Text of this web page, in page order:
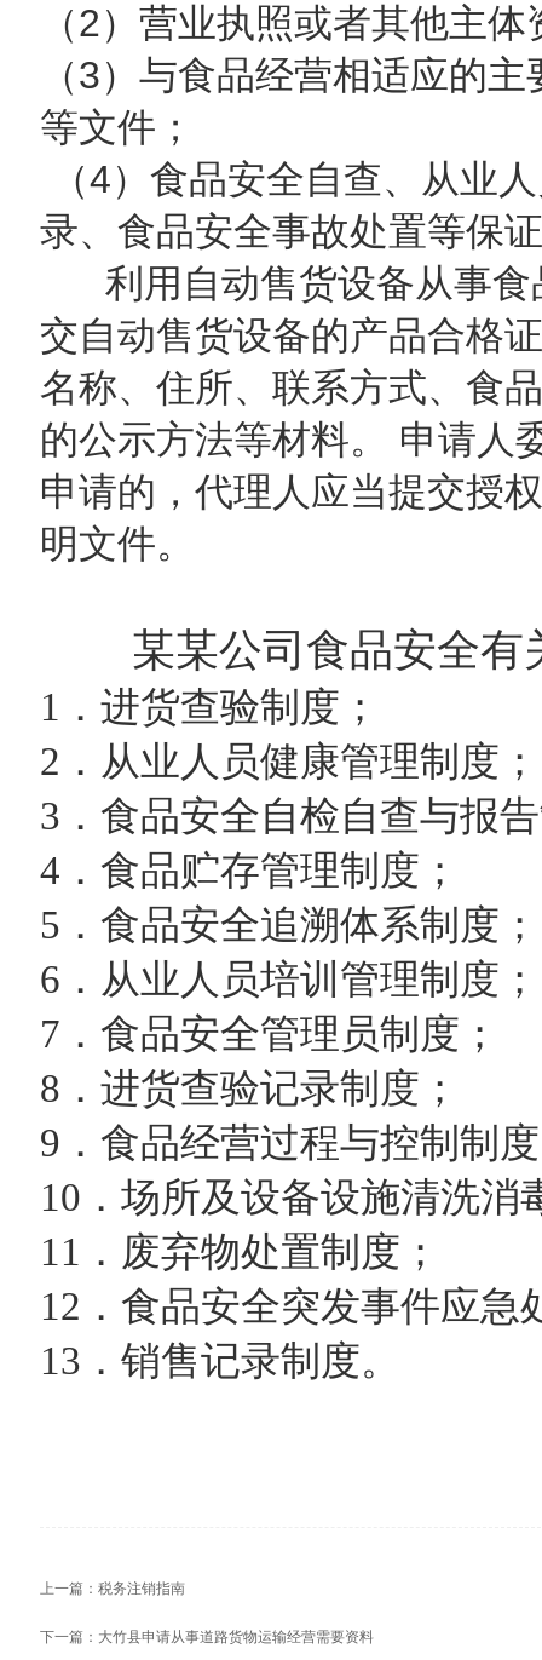
（2）营业执照或者其他主
（3）与食品经营相适应的
等文件；
（4）食品安全自查、从业
录、食品安全事故处置等保
利用自动售货设备从事食
交自动售货设备的产品合格
名称、住所、联系方式、食
的公示方法等材料。 申请人
申请的，代理人应当提交授
明文件。
某某公司食品安全
1 ．进货查验制度；
2 ．从业人员健康管理制度；
3 ．食品安全自检自查与报
4 ．食品贮存管理制度；
5 ．食品安全追溯体系制度；
6 ．从业人员培训管理制度；
7 ．食品安全管理员制度；
8 ．进货查验记录制度；
9 ．食品经营过程与控制制
10 ．场所及设备设施清洗
11 ．废弃物处置制度；
12 ．食品安全突发事件应急
13 ．销售记录制度。
上一篇： 税务注销指南
下一篇： 大竹县申请从事道路货物运输经营需要资料